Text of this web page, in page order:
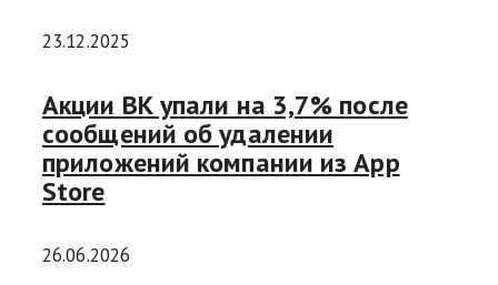
23.12.2025
Акции ВК упали на 3,7% после
сообщений об удалении
приложений компании из App
Store
26.06.2026